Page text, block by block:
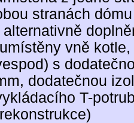
stranách
alternativně
vně
s
dodatečnou
T-